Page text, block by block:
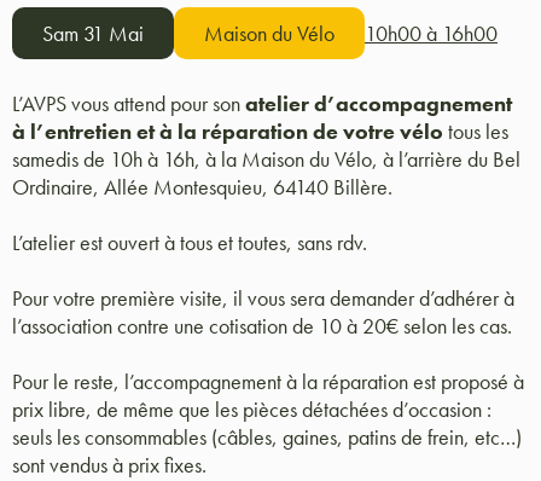
Sam 31 Mai Maison du Vélo 10h00 à 16h00
L’AVPS vous attend pour sonatelier d’accompagnement
à l’entretien et à la réparation de votre vélo tous les
samedis de 10h à 16h, à la Maison du Vélo, à l’arrière du Bel
Ordinaire, Allée Montesquieu, 64140 Billère.
L’atelier est ouvert à tous et toutes, sans rdv.
Pour votre première visite, il vous sera demander d’adhérer à
l’association contre une cotisation de 10 à 20€ selon les cas.
Pour le reste, l’accompagnement à la réparation est proposé à
prix libre, de même que les pièces détachées d’occasion :
seuls les consommables (câbles, gaines, patins de frein, etc…)
sont vendus à prix fixes.